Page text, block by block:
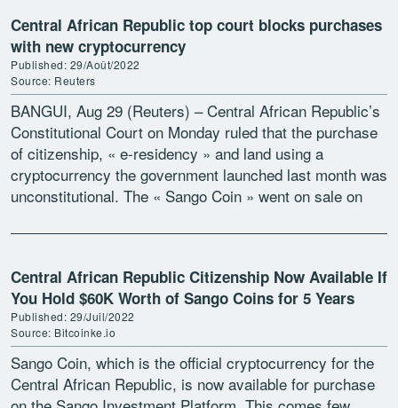
Central African Republic top court blocks purchases
with new cryptocurrency
Published: 29/Août/2022
Source: Reuters
BANGUI, Aug 29 (Reuters) – Central African Republic’s
Constitutional Court on Monday ruled that the purchase
of citizenship, « e-residency » and land using a
cryptocurrency the government launched last month was
unconstitutional. The « Sango Coin » went on sale on
Central African Republic Citizenship Now Available If
You Hold $60K Worth of Sango Coins for 5 Years
Published: 29/Juil/2022
Source: Bitcoinke.io
Sango Coin, which is the official cryptocurrency for the
Central African Republic, is now available for purchase